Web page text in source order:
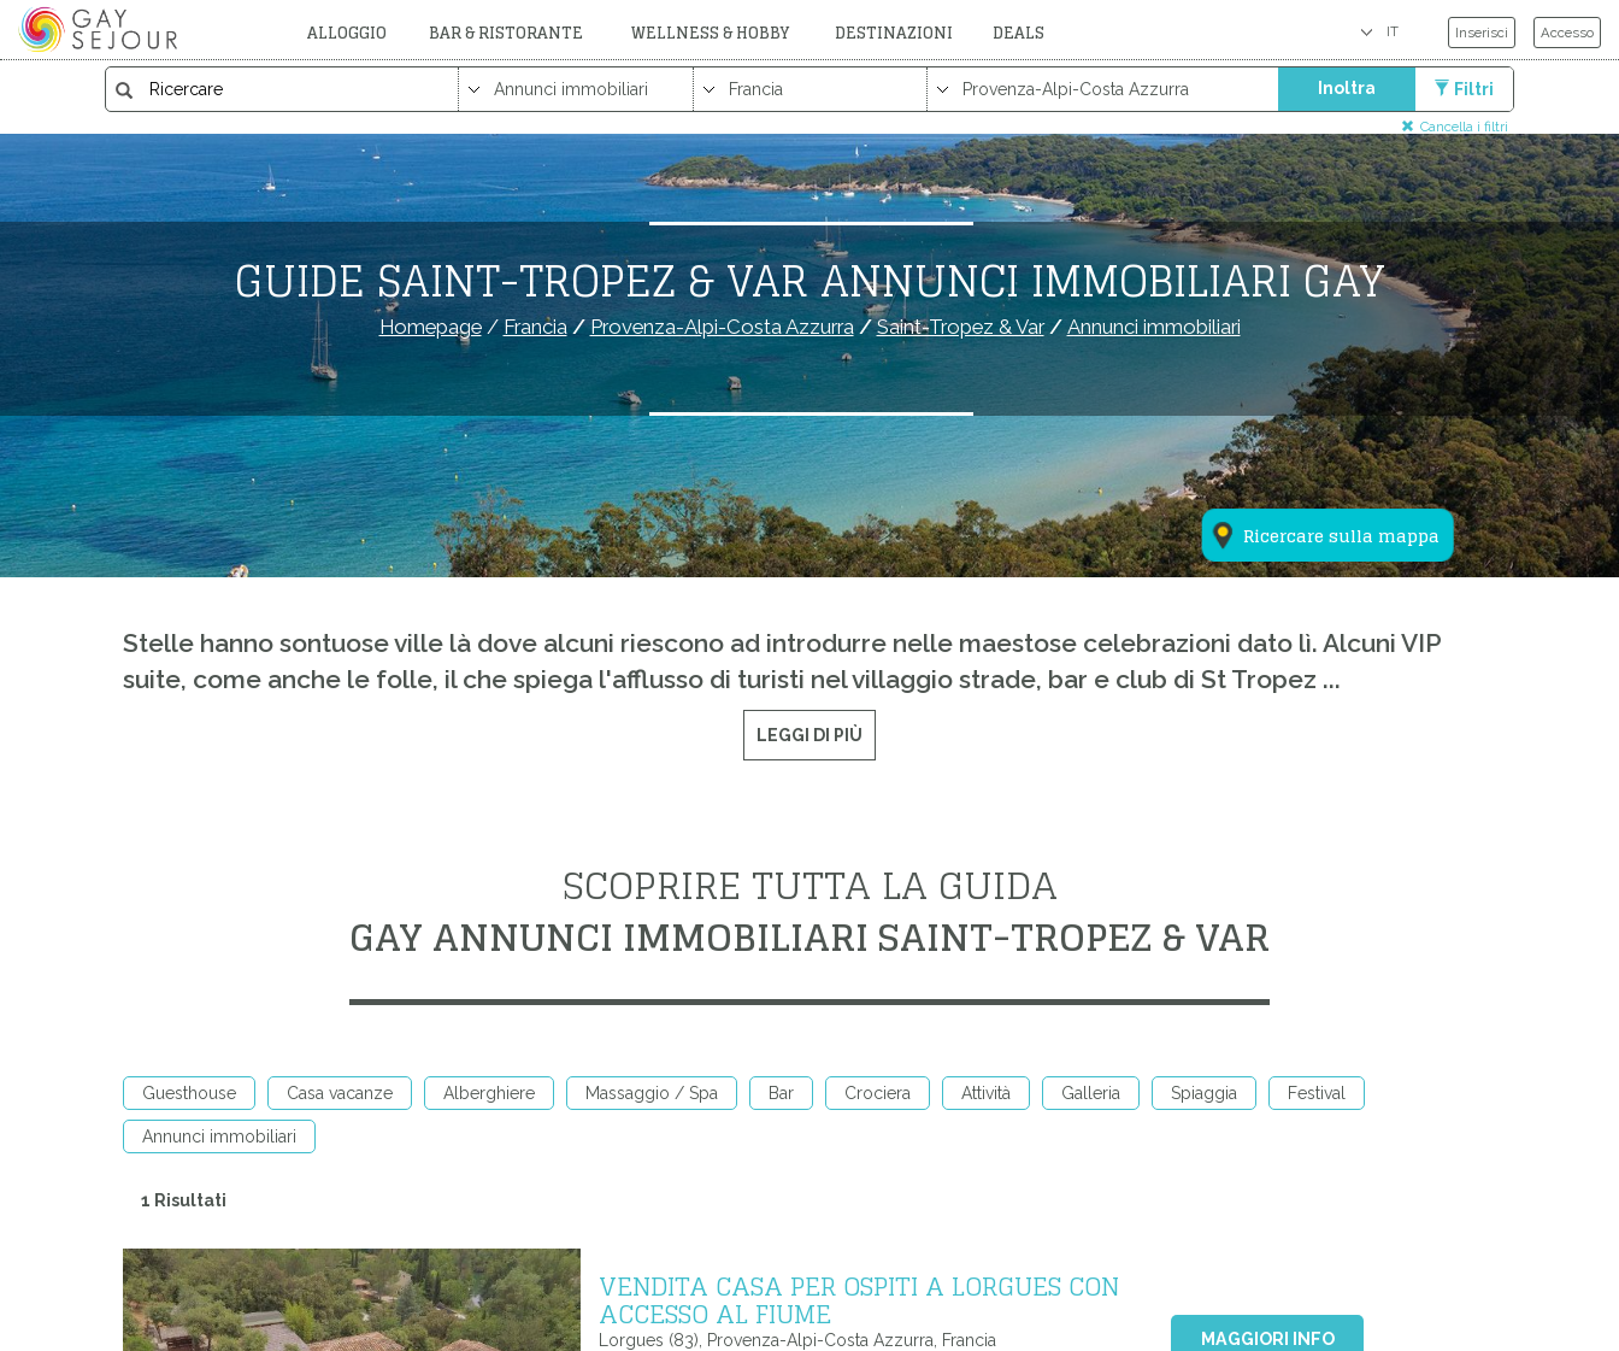
ALLOGGIO BAR & RISTORANTE WELLNESS & HOBBY DESTINAZIONI DEALS Inserisci Accesso
Inoltra Filtri
Cancella i filtri
Ricercare sulla mappa
GUIDE SAINT-TROPEZ & VAR ANNUNCI IMMOBILIARI GAY
Homepage/ Francia/Provenza-Alpi-Costa Azzurra/Saint-Tropez & Var/ Annunci immobiliari
Stelle hanno sontuose ville là dove alcuni riescono ad introdurre nelle maestose celebrazioni dato lì. Alcuni VIP
suite, come anche le folle, il che spiega l'afflusso di turisti nel villaggio strade, bar e club di St Tropez ...
LEGGI DI PIÙ
SCOPRIRE TUTTA LA GUIDA
GAY ANNUNCI IMMOBILIARI SAINT-TROPEZ & VAR
Guesthouse Casa vacanze Alberghiere Massaggio / Spa Bar Crociera Attività Galleria Spiaggia Festival
Annunci immobiliari
1 Risultati
VENDITA CASA PER OSPITI A LORGUES CON
ACCESSO AL FIUME
Lorgues (83), Provenza-Alpi-Costa Azzurra, Francia MAGGIORI INFO